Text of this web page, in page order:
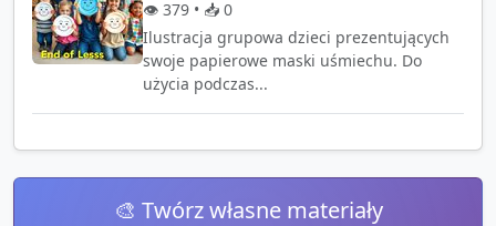
👁️ 379 • 📥 0
Ilustracja grupowa dzieci prezentujących
swoje papierowe maski uśmiechu. Do
użycia podczas...
🎨 Twórz własne materiały